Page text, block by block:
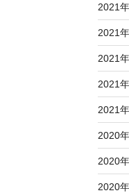
2021
2021
2021
2021
2021
2020
2020
2020